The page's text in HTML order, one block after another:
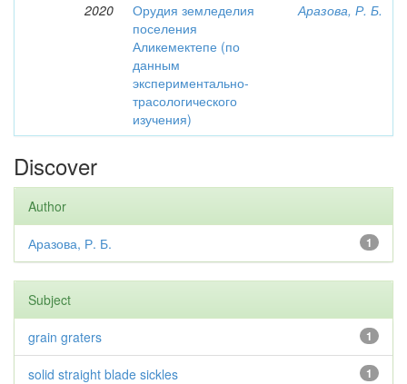
2020
Орудия земледелия
поселения
Аликемектепе (по
данным
экспериментально-
трасологического
изучения)
Аразова, Р. Б.
Discover
Author
1
Аразова, Р. Б.
Subject
1
grain graters
1
solid straight blade sickles